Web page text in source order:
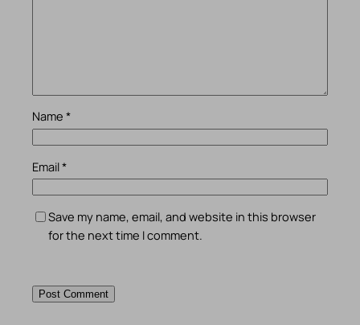
Name *
Email*
Save my name, email, and website in this browser
for the next time I comment.